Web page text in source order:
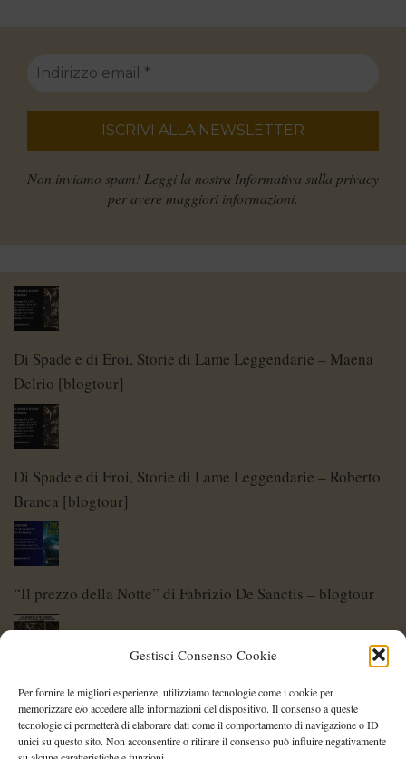
Gestisci Consenso Cookie
Per fornire le migliori esperienze, utilizziamo tecnologie come i cookie per
memorizzare e/o accedere alle informazioni del dispositivo. Il consenso a queste
tecnologie ci permetterà di elaborare dati come il comportamento di navigazione o ID
unici su questo sito. Non acconsentire o ritirare il consenso può influire negativamente
Non inviamo spam! Leggi la nostra Informativa sulla privacy
per avere maggiori informazioni.
Di Spade e di Eroi, Storie di Lame Leggendarie – Maena
Delrio [blogtour]
Di Spade e di Eroi, Storie di Lame Leggendarie – Roberto
Branca [blogtour]
“Il prezzo della Notte” di Fabrizio De Sanctis – blogtour
Di Spade e di Eroi – Storie di Lame Leggendarie